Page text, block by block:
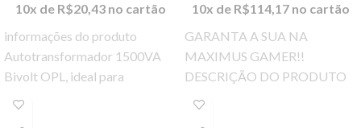
10x de R$20,43 no cartão
informações do produto
Autotransformador 1500VA
Bivolt OPL, ideal para
transformar a tensão de rede
10x de R$114,17 no cartão
GARANTA A SUA NA
MAXIMUS GAMER!!
DESCRIÇÃO DO PRODUTO
A impressora HL-1212W ajuda